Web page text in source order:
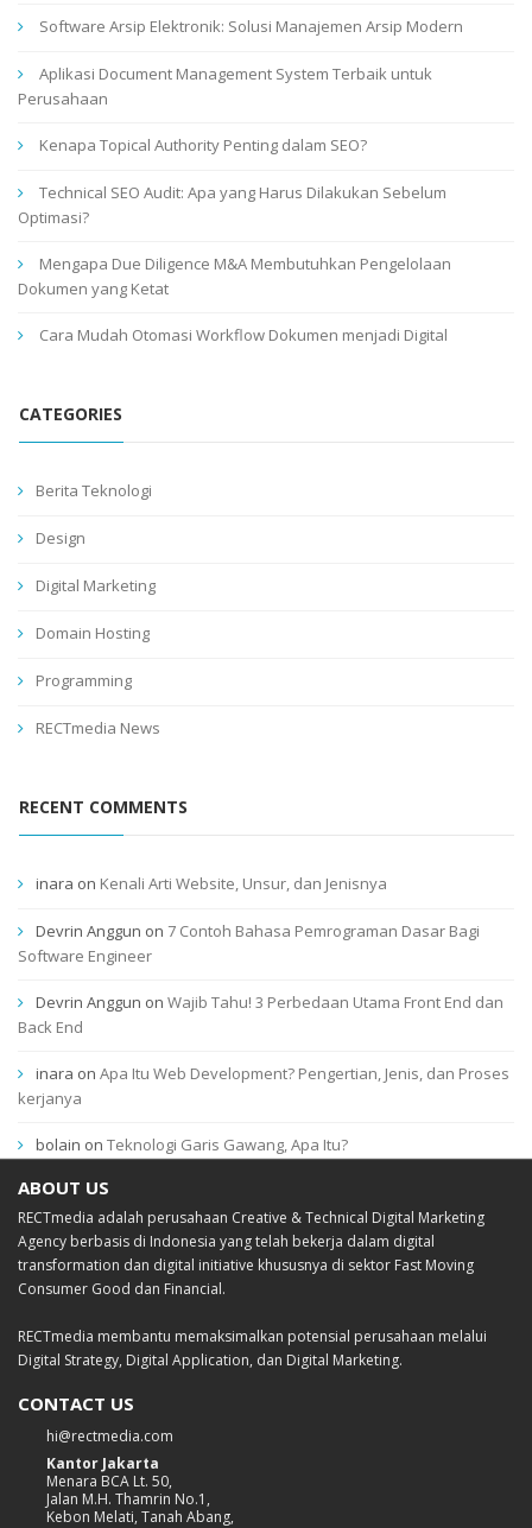
Software Arsip Elektronik: Solusi Manajemen Arsip Modern
Aplikasi Document Management System Terbaik untuk
Perusahaan
Kenapa Topical Authority Penting dalam SEO?
Technical SEO Audit: Apa yang Harus Dilakukan Sebelum
Optimasi?
Mengapa Due Diligence M&A Membutuhkan Pengelolaan
Dokumen yang Ketat
Cara Mudah Otomasi Workflow Dokumen menjadi Digital
CATEGORIES
Berita Teknologi
Design
Digital Marketing
Domain Hosting
Programming
RECTmedia News
RECENT COMMENTS
inara on Kenali Arti Website, Unsur, dan Jenisnya
Devrin Anggun on 7 Contoh Bahasa Pemrograman Dasar Bagi
Software Engineer
Devrin Anggun on Wajib Tahu! 3 Perbedaan Utama Front End dan
Back End
inara on Apa Itu Web Development? Pengertian, Jenis, dan Proses
kerjanya
bolain on Teknologi Garis Gawang, Apa Itu?
ABOUT US
RECTmedia adalah perusahaan Creative & Technical Digital Marketing
Agency berbasis di Indonesia yang telah bekerja dalam digital
transformation dan digital initiative khususnya di sektor Fast Moving
Consumer Good dan Financial.
RECTmedia membantu memaksimalkan potensial perusahaan melalui
Digital Strategy, Digital Application, dan Digital Marketing.
CONTACT US
hi@rectmedia.com
Kantor Jakarta
Menara BCA Lt. 50,
Jalan M.H. Thamrin No.1,
Kebon Melati, Tanah Abang,